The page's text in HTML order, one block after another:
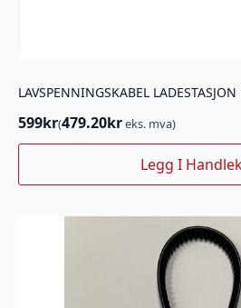
LAVSPENNINGSKABEL
599kr(479.20kreks. mva)
Legg I